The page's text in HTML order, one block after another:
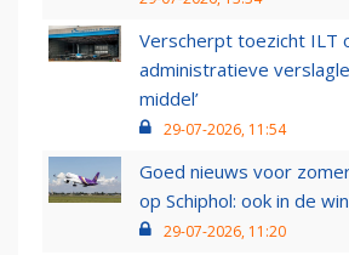
Verscherpt toezicht ILT
administratieve
middel’
29-07-2026, 11:54
Goed nieuws voor
op Schiphol: ook in de
29-07-2026, 11:20